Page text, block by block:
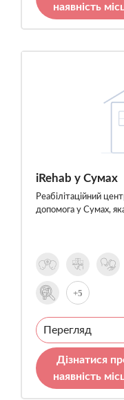
наявність
iRehab у Сумах
Реабілітаційний
допомога у Сумах,
+5
Перегляд
Дізнатися
наявність